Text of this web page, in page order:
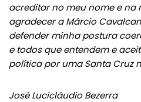
acreditar no meu nome e na
agradecer a Márcio
defender minha postura
e todos que entendem e
política por uma Santa Cruz
José Lucicláudio Bezerra